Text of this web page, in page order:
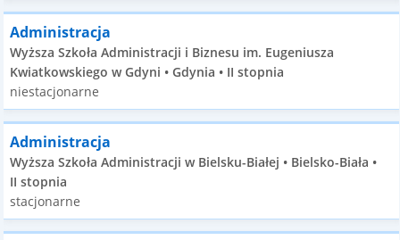
Administracja
Wyższa Szkoła Administracji i Biznesu im. Eugeniusza
Kwiatkowskiego w Gdyni • Gdynia • II stopnia
niestacjonarne
Administracja
Wyższa Szkoła Administracji w Bielsku-Białej • Bielsko-Biała •
II stopnia
stacjonarne